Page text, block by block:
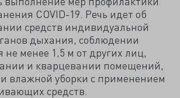
COVID-19. Речь идет об
средств индивидуальной
дыхания, соблюдении
не менее 1,5 м от других лиц,
и кварцевании помещений,
влажной уборки с применением
средств.